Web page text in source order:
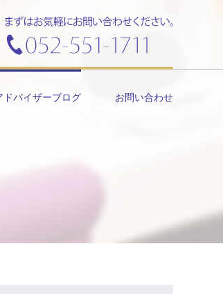
ドバイザーブログ お問い合わせ